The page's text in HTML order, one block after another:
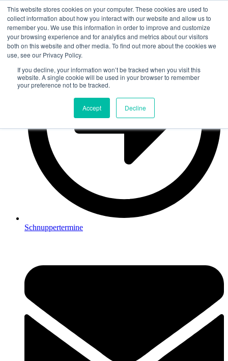
This website stores cookies on your computer. These cookies are used to
collect information about how you interact with our website and allow us to
remember you. We use this information in order to improve and customize
your browsing experience and for analytics and metrics about our visitors
both on this website and other media. To find out more about the cookies we
use, see our Privacy Policy.
If you decline, your information won’t be tracked when you visit this
website. A single cookie will be used in your browser to remember
your preference not to be tracked.
Accept Decline
Zum Inhalt springen
Schnuppertermine